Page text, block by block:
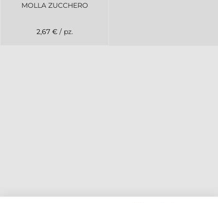
MOLLA ZUCCHERO
2,67 € / pz.